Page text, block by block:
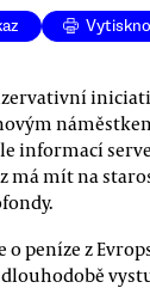
informací
má mít na
o peníze z